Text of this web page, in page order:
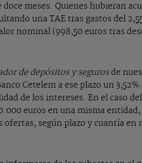
meses. Quienes hubieran
una TAE tras gastos del
nominal (998,50 euros tras
de depósitos y segurosde
Cetelem a ese plazo un
de los intereses. En el caso del
euros en una misma
ofertas, según plazo y cuantía en